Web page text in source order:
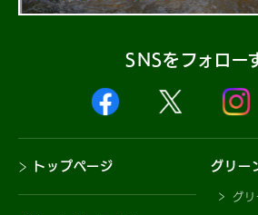
SNSをフォロー
トップページ グリー
グ